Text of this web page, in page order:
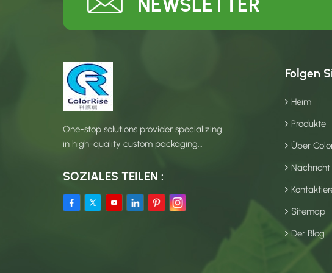
NEWSLETTER
One-stop solutions provider specializing
in high-quality custom packaging
SOZIALES TEILEN :
Folgen
Heim
Produkte
Über
Nachricht
Sitemap
Der Blog